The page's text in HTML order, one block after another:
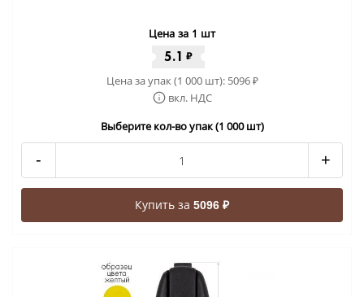
Цена за 1 шт
5.1 ₽
Цена за упак (1 000 шт): 5096₽
вкл. НДС
Выберите кол-во упак (1 000 шт)
- +
Купить за 5096 ₽